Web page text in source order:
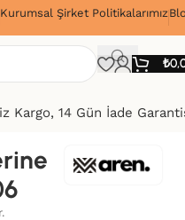
Kurumsal Şirket Politikalarımız
₺
Kargo, 14 Gün İade